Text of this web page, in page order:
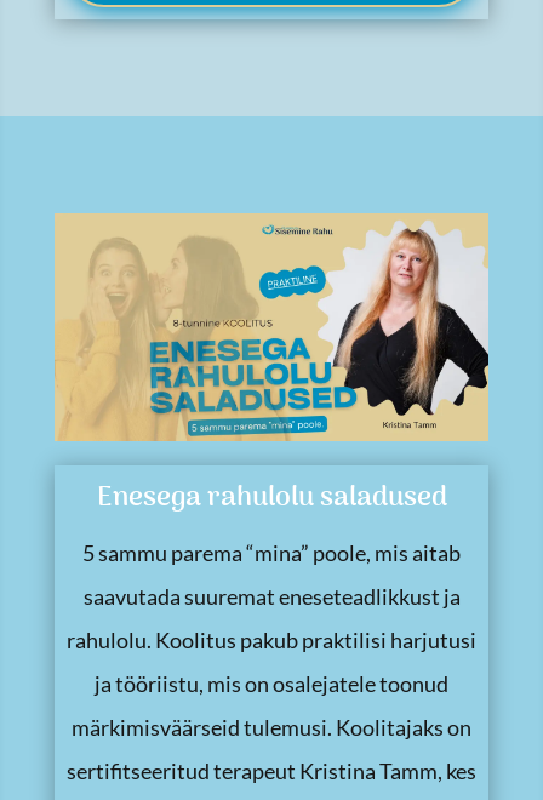
Enesega rahulolu saladused
5 sammu parema “mina” poole, mis aitab
saavutada suuremat eneseteadlikkust ja
rahulolu. Koolitus pakub praktilisi harjutusi
ja tööriistu, mis on osalejatele toonud
märkimisväärseid tulemusi. Koolitajaks on
sertifitseeritud terapeut Kristina Tamm, kes